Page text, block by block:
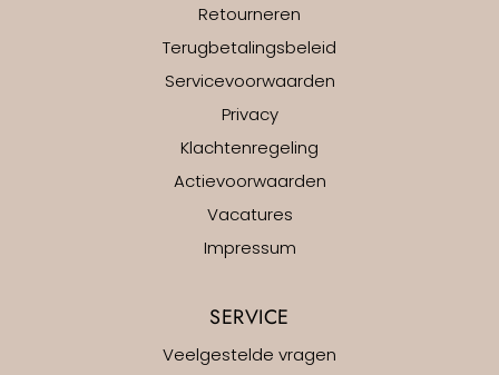
Retourneren
Terugbetalingsbeleid
Servicevoorwaarden
Privacy
Klachtenregeling
Actievoorwaarden
Vacatures
Impressum
SERVICE
Veelgestelde vragen